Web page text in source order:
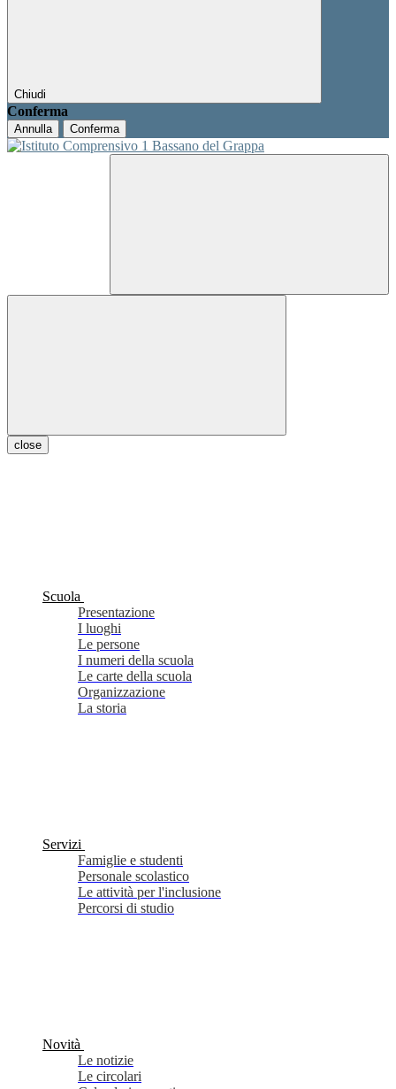
Chiudi
Conferma
Annulla Conferma
close
Scuola
Presentazione
I luoghi
Le persone
I numeri della scuola
Le carte della scuola
Organizzazione
La storia
Servizi
Famiglie e studenti
Personale scolastico
Le attività per l'inclusione
Percorsi di studio
Novità
Le notizie
Le circolari